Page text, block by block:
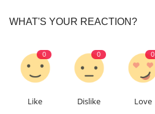
WHAT'S YOUR REACTION?
0
Like
0
Dislike
0
Love